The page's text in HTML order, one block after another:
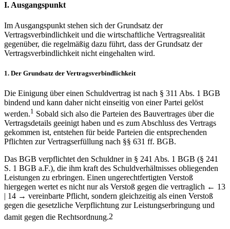
I. Ausgangspunkt
Im Ausgangspunkt stehen sich der Grundsatz der
Vertragsverbindlichkeit und die wirtschaftliche Vertragsrealität
gegenüber, die regelmäßig dazu führt, dass der Grundsatz der
Vertragsverbindlichkeit nicht eingehalten wird.
1. Der Grundsatz der Vertragsverbindlichkeit
Die Einigung über einen Schuldvertrag ist nach § 311 Abs. 1 BGB
bindend und kann daher nicht einseitig von einer Partei gelöst
werden.1 Sobald sich also die Parteien des Bauvertrages über die
Vertragsdetails geeinigt haben und es zum Abschluss des Vertrags
gekommen ist, entstehen für beide Parteien die entsprechenden
Pflichten zur Vertragserfüllung nach §§ 631 ff. BGB.
Das BGB verpflichtet den Schuldner in § 241 Abs. 1 BGB (§ 241
S. 1 BGB a.F.), die ihm kraft des Schuldverhältnisses obliegenden
Leistungen zu erbringen. Einen ungerechtfertigten Verstoß
hiergegen wertet es nicht nur als Verstoß gegen die vertraglich ← 13
| 14 → vereinbarte Pflicht, sondern gleichzeitig als einen Verstoß
gegen die gesetzliche Verpflichtung zur Leistungserbringung und
damit gegen die Rechtsordnung.2